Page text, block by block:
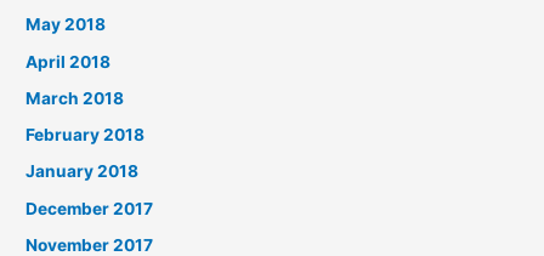
May 2018
April 2018
March 2018
February 2018
January 2018
December 2017
November 2017